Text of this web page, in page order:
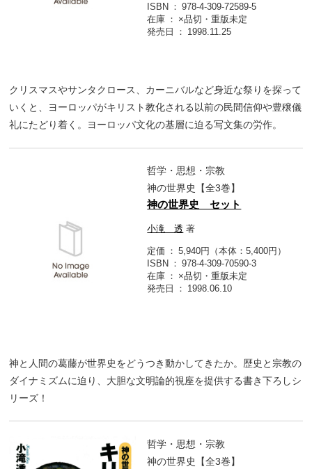
ISBN
978-4-309-72589-5
在庫
×品切・重版未定
発売日
1998.11.25
クリスマスやサンタクロース、カーニバルなど身近な祭りを探って
いくと、ヨーロッパがキリスト教化される以前の民間信仰や豊穣儀
礼にたどり着く。ヨーロッパ文化の基層に迫る写文集の労作。
哲学・思想・宗教
神の世界史【全3巻】
神の世界史 セット
小滝 透 著
定価
5,940円（本体：5,400円）
ISBN
978-4-309-70590-3
在庫
×品切・重版未定
発売日
1998.06.10
神と人間の葛藤が世界史をどうつき動かしてきたか。歴史と宗教の
ダイナミズムに迫り、大胆な文明論的視座を提供する書き下ろしシ
リーズ！
哲学・思想・宗教
神の世界史【全3巻】